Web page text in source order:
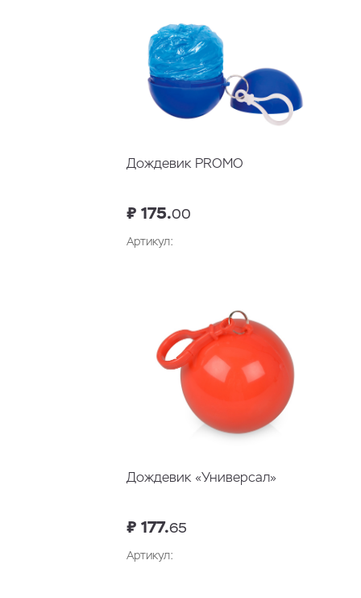
Дождевик PROMO
₽ 175.00
Артикул:
Дождевик «Универсал»
₽ 177.65
Артикул: